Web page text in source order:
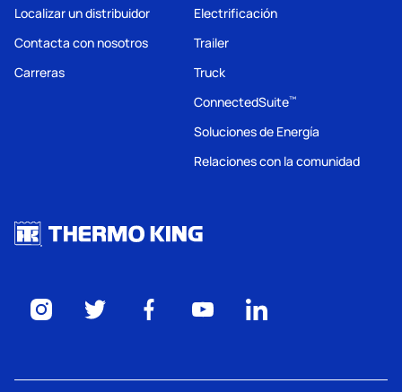
Localizar un distribuidor
Contacta con nosotros
Carreras
Electrificación
Trailer
Truck
ConnectedSuite™
Soluciones de Energía
Relaciones con la comunidad